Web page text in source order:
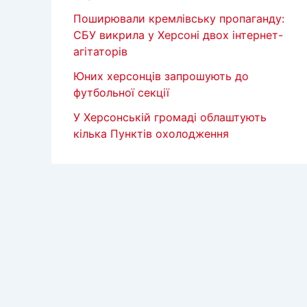
Поширювали кремлівську пропаганду:
СБУ викрила у Херсоні двох інтернет-
агітаторів
Юних херсонців запрошують до
футбольної секції
У Херсонській громаді облаштують
кілька Пунктів охолодження